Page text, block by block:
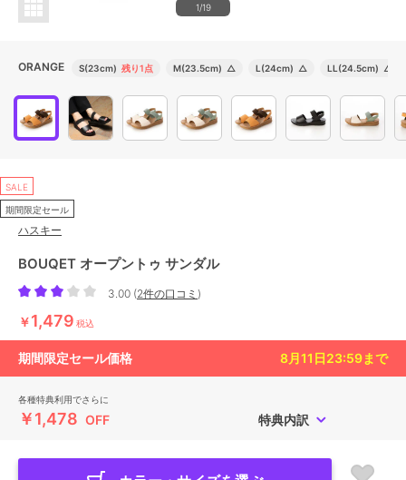
1/19
ORANGE S(23cm) 残り1点 M(23.5cm) △ L(24cm) △ LL(24.5cm) △
SALE
期間限定セール
ハスキー
BOUQET オープントゥ サンダル
3.00 (2件の口コミ )
￥1,479 税込
期間限定セール価格 8月11日23:59まで
各種特典利用でさらに
￥1,478 OFF 特典内訳